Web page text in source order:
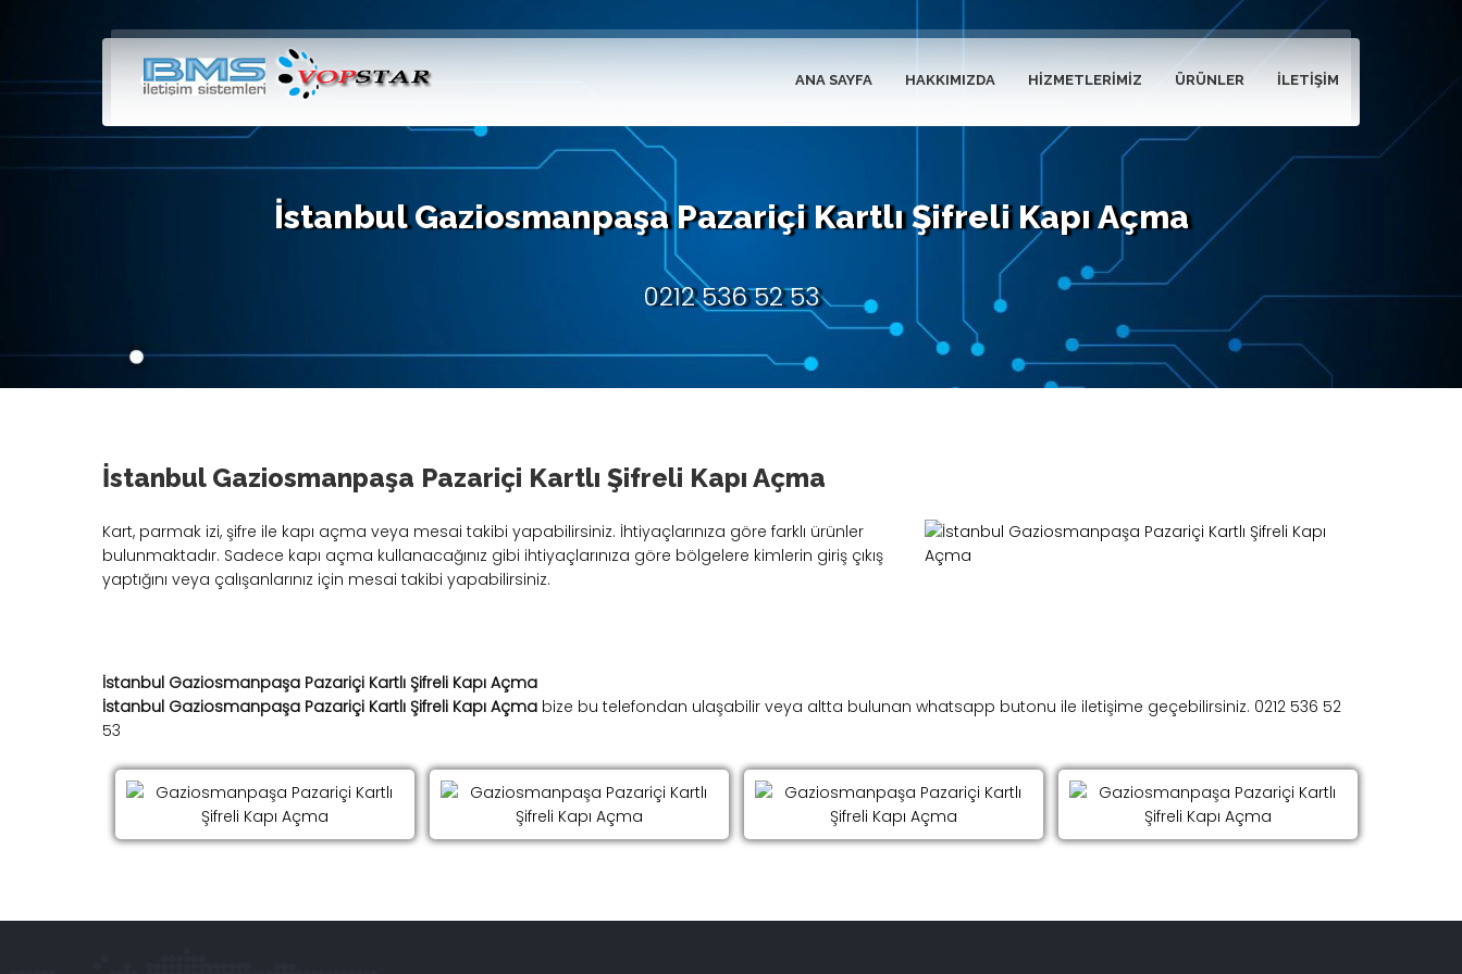
ANA SAYFA HAKKIMIZDA HIZMETLERIMIZ ÜRÜNLER İLETIŞIM
İstanbul Gaziosmanpaşa Pazariçi Kartlı Şifreli Kapı Açma
0212 536 52 53
İstanbul Gaziosmanpaşa Pazariçi Kartlı Şifreli Kapı Açma
Kart, parmak izi, şifre ile kapı açma veya mesai takibi yapabilirsiniz. İhtiyaçlarınıza göre farklı ürünler
bulunmaktadır. Sadece kapı açma kullanacağınız gibi ihtiyaçlarınıza göre bölgelere kimlerin giriş çıkış
yaptığını veya çalışanlarınız için mesai takibi yapabilirsiniz.
İstanbul Gaziosmanpaşa Pazariçi Kartlı Şifreli Kapı Açma
İstanbul Gaziosmanpaşa Pazariçi Kartlı Şifreli Kapı Açma bize bu telefondan ulaşabilir veya altta bulunan whatsapp butonu ile iletişime geçebilirsiniz. 0212 536 52
53